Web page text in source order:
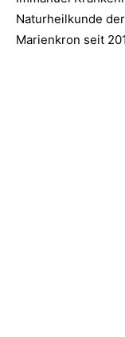
Naturheilkunde
Marienkron seit